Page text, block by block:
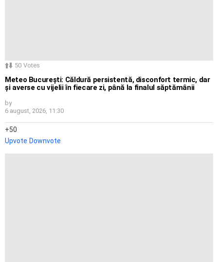
50 Votes
Meteo București: Căldură persistentă, disconfort termic, dar
și averse cu vijelii în fiecare zi, până la finalul săptămânii
by
6 august, 2026, 11:30
50
Upvote Downvote